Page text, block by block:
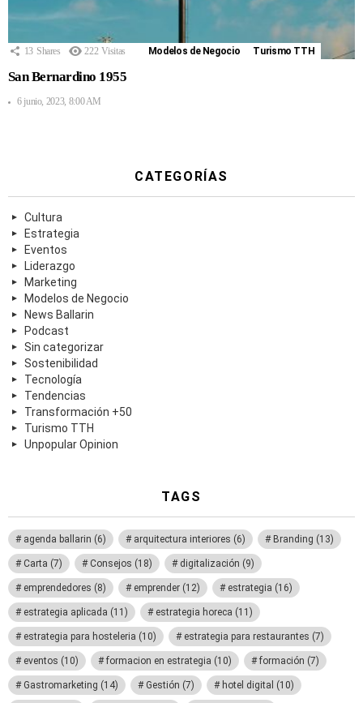
13 Shares 222 Visitas Modelos de Negocio Turismo TTH
San Bernardino 1955
6 junio, 2023, 8:00 AM
CATEGORÍAS
Cultura
Estrategia
Eventos
Liderazgo
Marketing
Modelos de Negocio
News Ballarin
Podcast
Sin categorizar
Sostenibilidad
Tecnología
Tendencias
Transformación +50
Turismo TTH
Unpopular Opinion
TAGS
agenda ballarin (6) arquitectura interiores (6) Branding (13)
Carta (7) Consejos (18) digitalización (9)
emprendedores (8) emprender (12) estrategia (16)
estrategia aplicada (11) estrategia horeca (11)
estrategia para hosteleria (10) estrategia para restaurantes (7)
eventos (10) formacion en estrategia (10) formación (7)
Gastromarketing (14) Gestión (7) hotel digital (10)